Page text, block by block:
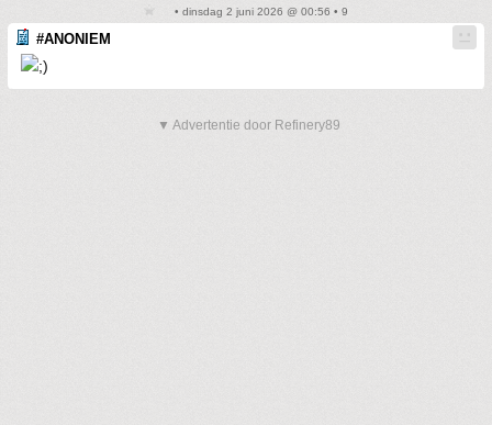
• dinsdag 2 juni 2026 @ 00:56 • 9
#ANONIEM
▼ Advertentie door Refinery89